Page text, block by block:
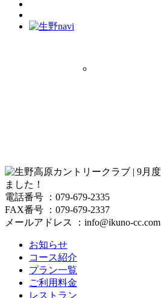
電話番号 ：079-679-2335
FAX番号 ：079-679-2337
メールアドレス ：info@ikuno-cc.com
お知らせ
コース紹介
プラン一覧
ご利用料金
レストラン